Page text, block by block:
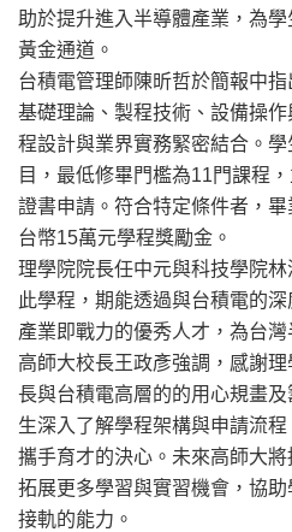
助於提升進入半導體產業，為
黃金通道。
台積電管理師陳昕哲於簡報中
基礎理論、製程技術、設備操
程設計與業界實務緊密結合。
目，最低修畢門檻為11門課程
證書申請。符合特定條件者，
台幣15萬元學程獎勵金。
理學院院長任中元與科技學院
此學程，期能透過與台積電的
產業即戰力的優秀人才，為台灣
高師大校長王政彥強調，感謝
長與台積電高層的的用心規畫
生深入了解學程架構與申請流
攜手育才的決心。未來高師大將
拓展更多學習與實習機會，協
接軌的能力。